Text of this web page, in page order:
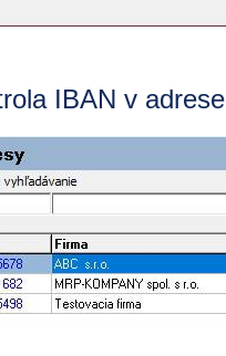
IBAN v adrese